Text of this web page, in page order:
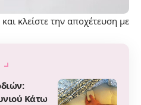
κλείστε την αποχέτευση με
Κάτω